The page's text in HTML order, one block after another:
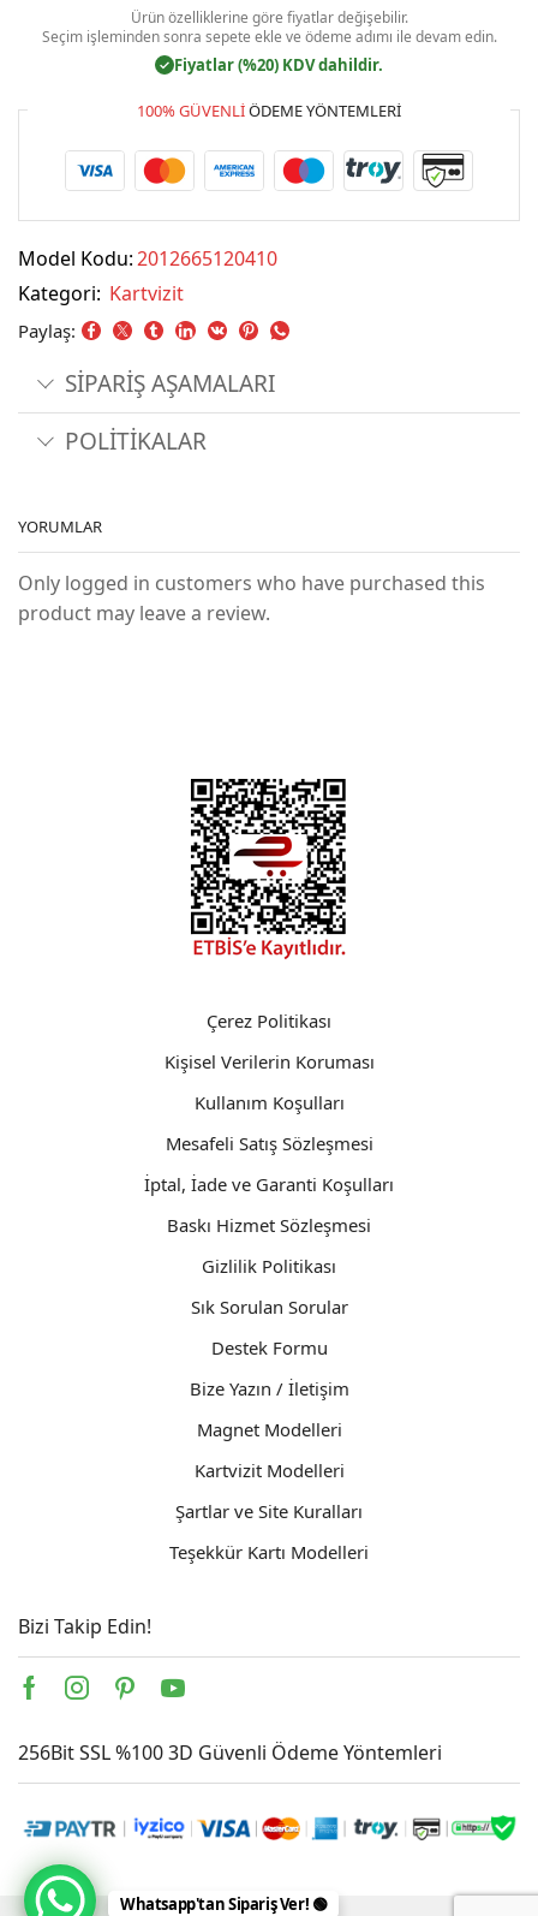
Ürün özelliklerine göre fiyatlar değişebilir.
Seçim işleminden sonra sepete ekle ve ödeme adımı ile devam edin.
✓ Fiyatlar (%20) KDV dahildir.
100% GÜVENLIÖDEME YÖNTEMLERI
Model Kodu:2012665120410
Kategori: Kartvizit
Paylaş:
SİPARİŞ AŞAMALARI
POLİTİKALAR
YORUMLAR
Only logged in customers who have purchased this
product may leave a review.
Çerez Politikası
Kişisel Verilerin Koruması
Kullanım Koşulları
Mesafeli Satış Sözleşmesi
İptal, İade ve Garanti Koşulları
Baskı Hizmet Sözleşmesi
Gizlilik Politikası
Sık Sorulan Sorular
Destek Formu
Bize Yazın / İletişim
Magnet Modelleri
Kartvizit Modelleri
Şartlar ve Site Kuralları
Teşekkür Kartı Modelleri
Bizi Takip Edin!
Facebook
Instagram
PinterestYoutube
256Bit SSL %100 3D Güvenli Ödeme Yöntemleri
Whatsapp'tan Sipariş Ver! 🟢